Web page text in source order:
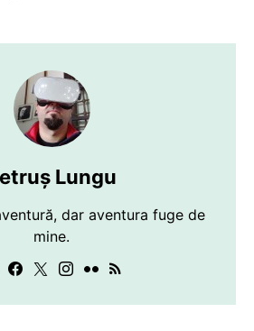
Lungu
dar aventura fuge de
mine.